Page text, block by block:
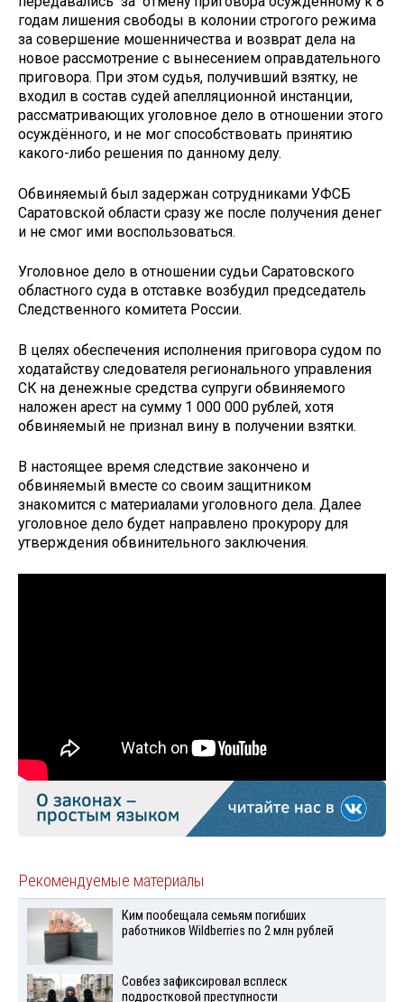
годам лишения свободы в колонии строгого режима
за совершение мошенничества и возврат дела на
новое рассмотрение с вынесением оправдательного
приговора. При этом судья, получивший взятку, не
входил в состав судей апелляционной инстанции,
рассматривающих уголовное дело в отношении этого
осуждённого, и не мог способствовать принятию
какого-либо решения по данному делу.
Обвиняемый был задержан сотрудниками УФСБ
Саратовской области сразу же после получения денег
и не смог ими воспользоваться.
Уголовное дело в отношении судьи Саратовского
областного суда в отставке возбудил председатель
Следственного комитета России.
В целях обеспечения исполнения приговора судом по
ходатайству следователя регионального управления
СК на денежные средства супруги обвиняемого
наложен арест на сумму 1 000 000 рублей, хотя
обвиняемый не признал вину в получении взятки.
В настоящее время следствие закончено и
обвиняемый вместе со своим защитником
знакомится с материалами уголовного дела. Далее
уголовное дело будет направлено прокурору для
утверждения обвинительного заключения.
Рекомендуемые материалы
Ким пообещала семьям погибших
работников Wildberries по 2 млн рублей
Совбез зафиксировал всплеск
подростковой преступности